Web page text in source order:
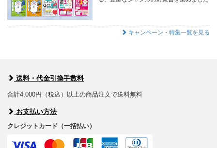
キャンペーン・特集一覧を見る
送料・代金引換手数料
合計4,000円（税込）以上の商品注文で送料無料
お支払い方法
クレジットカード（一括払い）